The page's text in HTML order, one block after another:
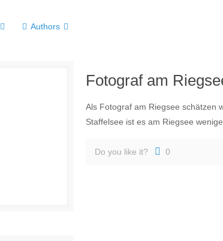
Authors
Fotograf am
Als Fotograf am Riegsee schätzen
Staffelsee ist es am Riegsee
Do you like it? 0